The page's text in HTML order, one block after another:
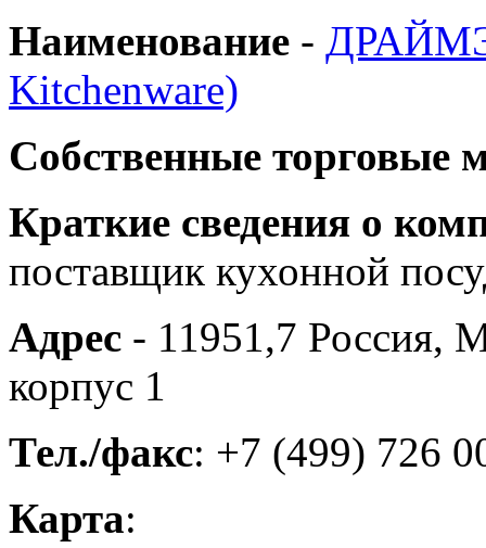
Наименование -
Kitchenware)
Собственные торговые
Краткие сведения о
поставщик кухонной
Адрес - 11951,7 Россия,
корпус 1
Тел./факс: +7 (499) 726
Карта: